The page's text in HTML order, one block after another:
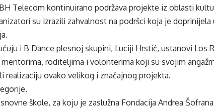
Telecom kontinuirano podržava projekte iz oblasti
su izrazili zahvalnost na podršci koja je doprinijela
i B Dance plesnoj skupini, Luciji Hrstić, ustanovi Los
roditeljima i volonterima koji su svojim
ovako velikog i značajnog projekta.
škole, za koju je zaslužna Fondacija Andrea